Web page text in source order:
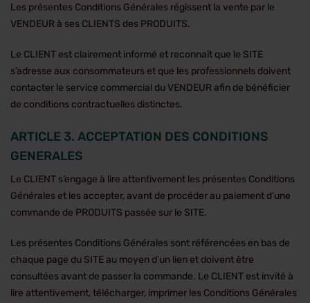
Les présentes Conditions Générales régissent la vente par le
VENDEUR à ses CLIENTS des PRODUITS.
Le CLIENT est clairement informé et reconnaît que le SITE
s’adresse aux consommateurs et que les professionnels doivent
contacter le service commercial du VENDEUR afin de bénéficier
de conditions contractuelles distinctes.
ARTICLE 3. ACCEPTATION DES CONDITIONS
GENERALES
Le CLIENT s’engage à lire attentivement les présentes Conditions
Générales et les accepter, avant de procéder au paiement d’une
commande de PRODUITS passée sur le SITE.
Les présentes Conditions Générales sont référencées en bas de
chaque page du SITE au moyen d’un lien et doivent être
consultées avant de passer la commande. Le CLIENT est invité à
lire attentivement, télécharger, imprimer les Conditions Générales